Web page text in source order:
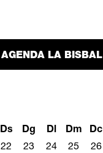
AGENDA LA BISBAL
Ds
22
Dg
23
Dl
24
Dm
25
Dc
26